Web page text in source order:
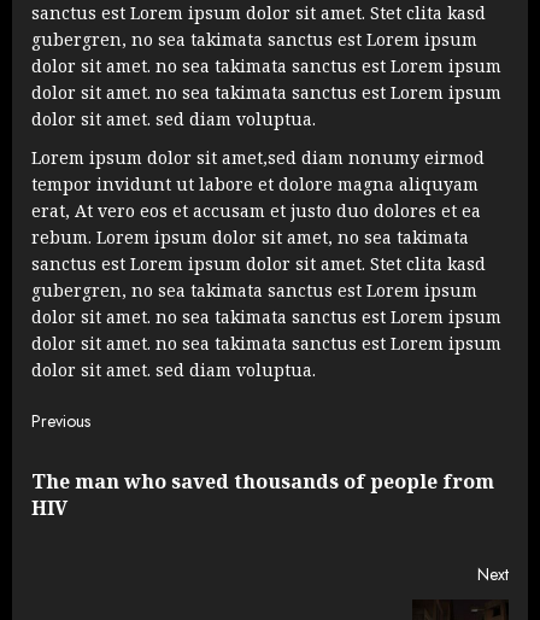
sanctus est Lorem ipsum dolor sit amet. Stet clita kasd
gubergren, no sea takimata sanctus est Lorem ipsum
dolor sit amet. no sea takimata sanctus est Lorem ipsum
dolor sit amet. no sea takimata sanctus est Lorem ipsum
dolor sit amet. sed diam voluptua.
Lorem ipsum dolor sit amet,sed diam nonumy eirmod
tempor invidunt ut labore et dolore magna aliquyam
erat, At vero eos et accusam et justo duo dolores et ea
rebum. Lorem ipsum dolor sit amet, no sea takimata
sanctus est Lorem ipsum dolor sit amet. Stet clita kasd
gubergren, no sea takimata sanctus est Lorem ipsum
dolor sit amet. no sea takimata sanctus est Lorem ipsum
dolor sit amet. no sea takimata sanctus est Lorem ipsum
dolor sit amet. sed diam voluptua.
Continue
Reading
Previous
The man who saved thousands of people from
HIV
Next